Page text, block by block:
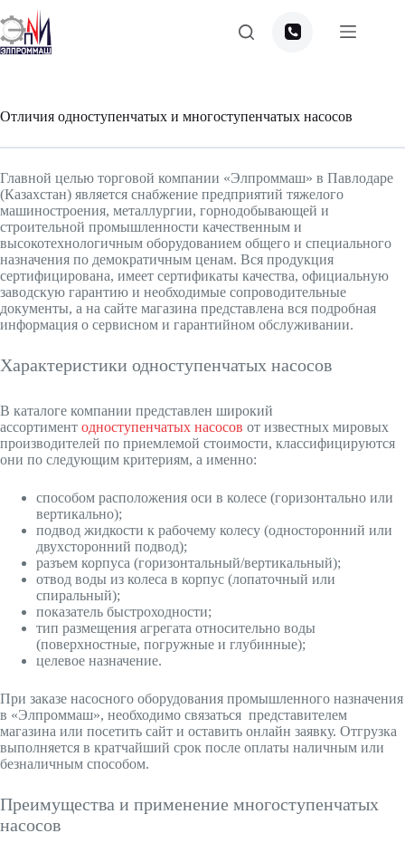
Перейти
к
сути
Отличия одноступенчатых и многоступенчатых насосов
Главной целью торговой компании «Элпроммаш» в Павлодаре
(Казахстан) является снабжение предприятий тяжелого
машиностроения, металлургии, горнодобывающей и
строительной промышленности качественным и
высокотехнологичным оборудованием общего и специального
назначения по демократичным ценам. Вся продукция
сертифицирована, имеет сертификаты качества, официальную
заводскую гарантию и необходимые сопроводительные
документы, а на сайте магазина представлена вся подробная
информация о сервисном и гарантийном обслуживании.
Характеристики одноступенчатых насосов
В каталоге компании представлен широкий
ассортимент одноступенчатых насосов от известных мировых
производителей по приемлемой стоимости, классифицируются
они по следующим критериям, а именно:
способом расположения оси в колесе (горизонтально или
вертикально);
подвод жидкости к рабочему колесу (односторонний или
двухсторонний подвод);
разъем корпуса (горизонтальный/вертикальный);
отвод воды из колеса в корпус (лопаточный или
спиральный);
показатель быстроходности;
тип размещения агрегата относительно воды
(поверхностные, погружные и глубинные);
целевое назначение.
При заказе насосного оборудования промышленного назначения
в «Элпроммаш», необходимо связаться представителем
магазина или посетить сайт и оставить онлайн заявку. Отгрузка
выполняется в кратчайший срок после оплаты наличным или
безналичным способом.
Преимущества и применение многоступенчатых
насосов